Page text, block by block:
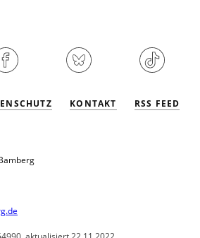
KONTAKT RSS FEED